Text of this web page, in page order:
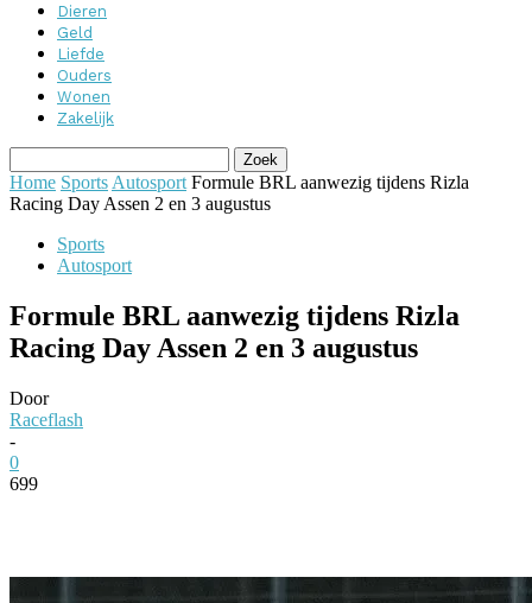
Dieren
Geld
Liefde
Ouders
Wonen
Zakelijk
Home Sports Autosport Formule BRL aanwezig tijdens Rizla
Racing Day Assen 2 en 3 augustus
Sports
Autosport
Formule BRL aanwezig tijdens Rizla
Racing Day Assen 2 en 3 augustus
Door
Raceflash
-
0
699